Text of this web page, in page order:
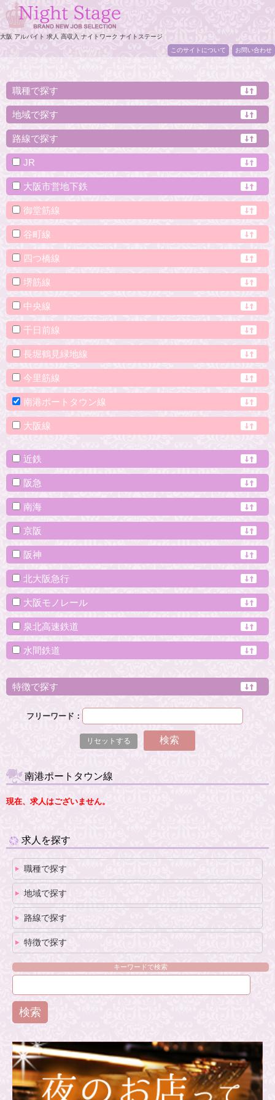
大阪 アルバイト 求人 高収入 ナイトワーク ナイトステージ
このサイトについて
お問い合わせ
職種で探す
地域で探す
路線で探す
JR
大阪市営地下鉄
御堂筋線
谷町線
四つ橋線
堺筋線
中央線
千日前線
長堀鶴見緑地線
今里筋線
南港ポートタウン線
大阪線
近鉄
阪急
南海
京阪
阪神
北大阪急行
大阪モノレール
泉北高速鉄道
水間鉄道
特徴で探す
フリーワード：
南港ポートタウン線
現在、求人はございません。
求人を探す
職種で探す
地域で探す
路線で探す
特徴で探す
キーワードで検索